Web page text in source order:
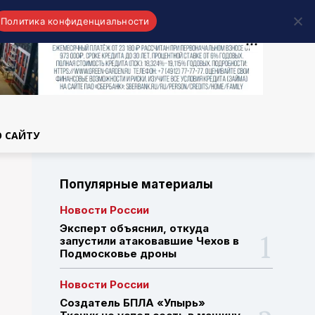
САЙТУ
Популярные материалы
Новости России
Эксперт объяснил, откуда
запустили атаковавшие Чехов в
Подмосковье дроны
Новости России
Создатель БПЛА «Упырь»
Политика конфиденциальности